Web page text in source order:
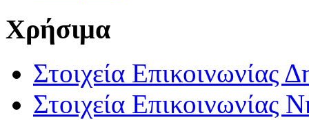
Χρήσιμα
Στοιχεία Επικοινωνίας
Στοιχεία Επικοινωνίας